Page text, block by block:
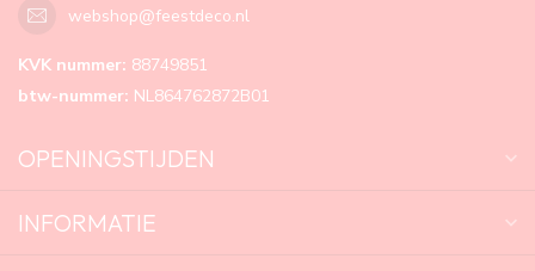
webshop@feestdeco.nl
KVK nummer: 88749851
btw-nummer: NL864762872B01
OPENINGSTIJDEN
INFORMATIE